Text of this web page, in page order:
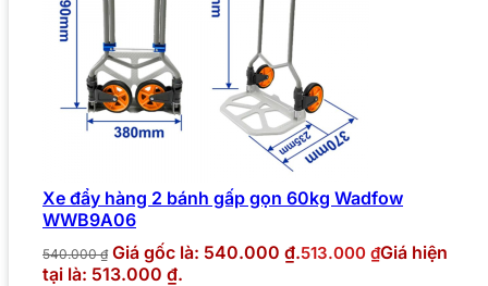
Xe đẩy hàng 2 bánh gấp gọn 60kg Wadfow
WWB9A06
540.000₫ Giá gốc là: 540.000 ₫.513.000 ₫Giá hiện
tại là: 513.000 ₫.